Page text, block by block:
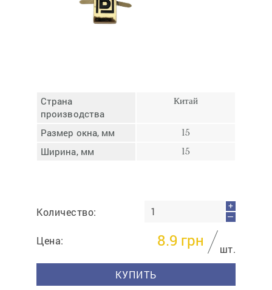
Страна
производства
Китай
Размер окна, мм 15
Ширина, мм 15
Количество:
+
—
Цена: 8.9 грн
шт.
КУПИТЬ